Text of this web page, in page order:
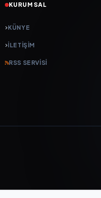
KURUMSAL
KÜNYE
İLETIŞIM
RSS SERVISI